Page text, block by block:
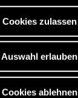
Cookies zulassen
Auswahl erlauben
Cookies ablehnen